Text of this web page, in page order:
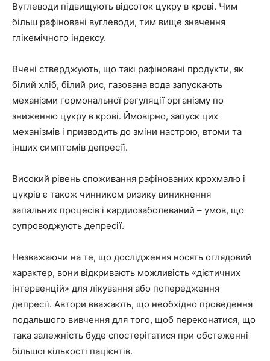
Вуглеводи підвищують відсоток цукру в крові. Чим
більш рафіновані вуглеводи, тим вище значення
глікемічного індексу.
Вчені стверджують, що такі рафіновані продукти, як
білий хліб, білий рис, газована вода запускають
механізми гормональної регуляції організму по
зниженню цукру в крові. Ймовірно, запуск цих
механізмів і призводить до зміни настрою, втоми та
інших симптомів депресії.
Високий рівень споживання рафінованих крохмалю і
цукрів є також чинником ризику виникнення
запальних процесів і кардиозаболеваний – умов, що
супроводжують депресії.
Незважаючи на те, що дослідження носять оглядовий
характер, вони відкривають можливість «дієтичних
інтервенцій» для лікування або попередження
депресії. Автори вважають, що необхідно проведення
подальшого вивчення для того, щоб переконатися, що
така залежність буде спостерігатися при обстеженні
більшої кількості пацієнтів.